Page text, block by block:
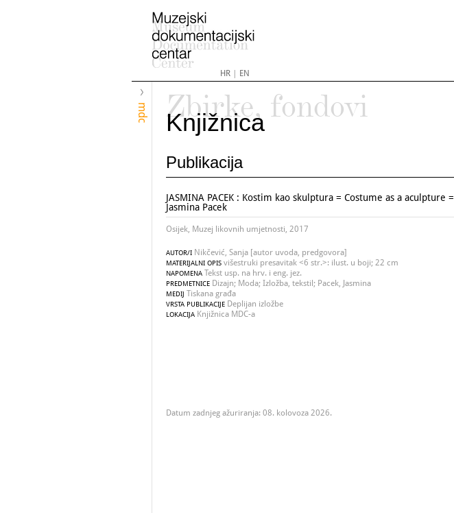
HR| EN
mdc
Zbirke, fondovi
Knjižnica
Publikacija
JASMINA PACEK : Kostim kao skulptura = Costume as a aculpture =
Jasmina Pacek
Osijek, Muzej likovnih umjetnosti, 2017
AUTOR/I Nikčević, Sanja [autor uvoda, predgovora]
MATERIJALNI OPIS višestruki presavitak <6 str.>: ilust. u boji; 22 cm
NAPOMENA Tekst usp. na hrv. i eng. jez.
PREDMETNICE Dizajn; Moda; Izložba, tekstil; Pacek, Jasmina
MEDIJ Tiskana građa
VRSTA PUBLIKACIJE Deplijan izložbe
LOKACIJA Knjižnica MDC-a
Datum zadnjeg ažuriranja: 08. kolovoza 2026.